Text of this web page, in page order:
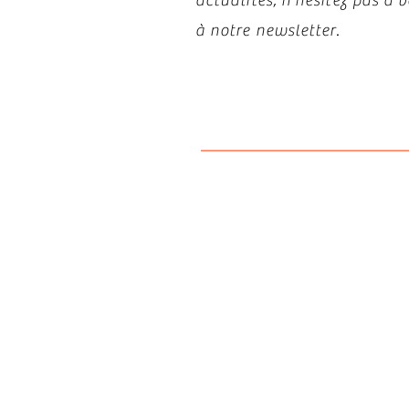
à notre newsletter.